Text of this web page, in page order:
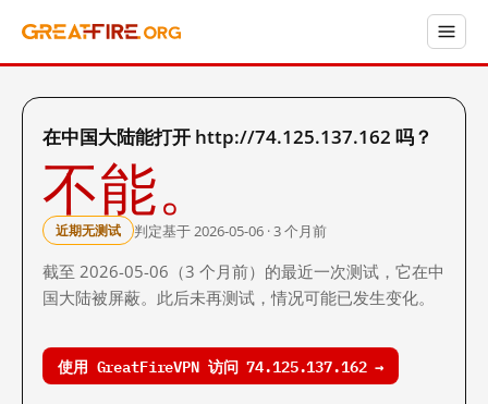
在中国大陆能打开 http://74.125.137.162 吗？
不能。
近期无测试 判定基于 2026-05-06 · 3 个月前
截至 2026-05-06（3 个月前）的最近一次测试，它在中
国大陆被屏蔽。此后未再测试，情况可能已发生变化。
使用 GreatFireVPN 访问 74.125.137.162 →